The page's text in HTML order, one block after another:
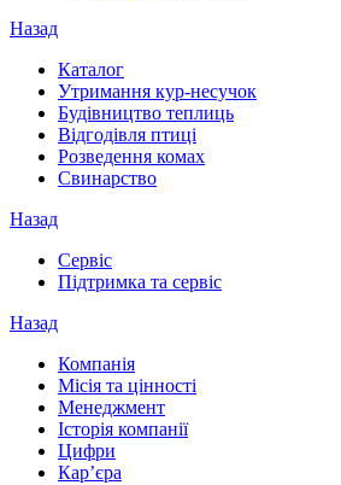
Назад
Каталог
Утримання кур-несучок
Будівництво теплиць
Відгодівля птиці
Розведення комах
Свинарство
Назад
Сервіс
Підтримка та сервіс
Назад
Компанія
Місія та цінності
Менеджмент
Історія компанії
Цифри
Кар’єра